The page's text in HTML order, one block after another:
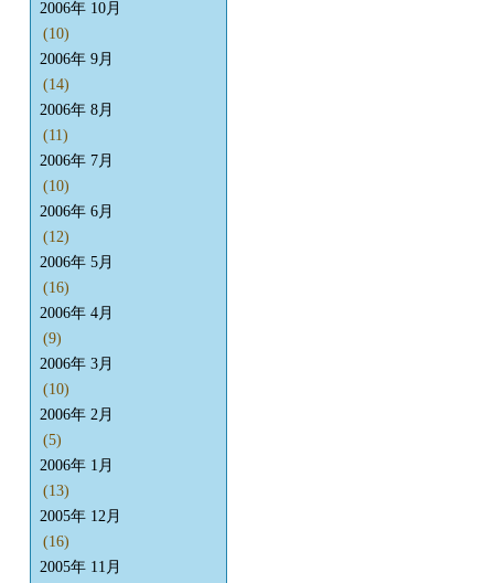
2006年 10月
(10)
2006年 9月
(14)
2006年 8月
(11)
2006年 7月
(10)
2006年 6月
(12)
2006年 5月
(16)
2006年 4月
(9)
2006年 3月
(10)
2006年 2月
(5)
2006年 1月
(13)
2005年 12月
(16)
2005年 11月